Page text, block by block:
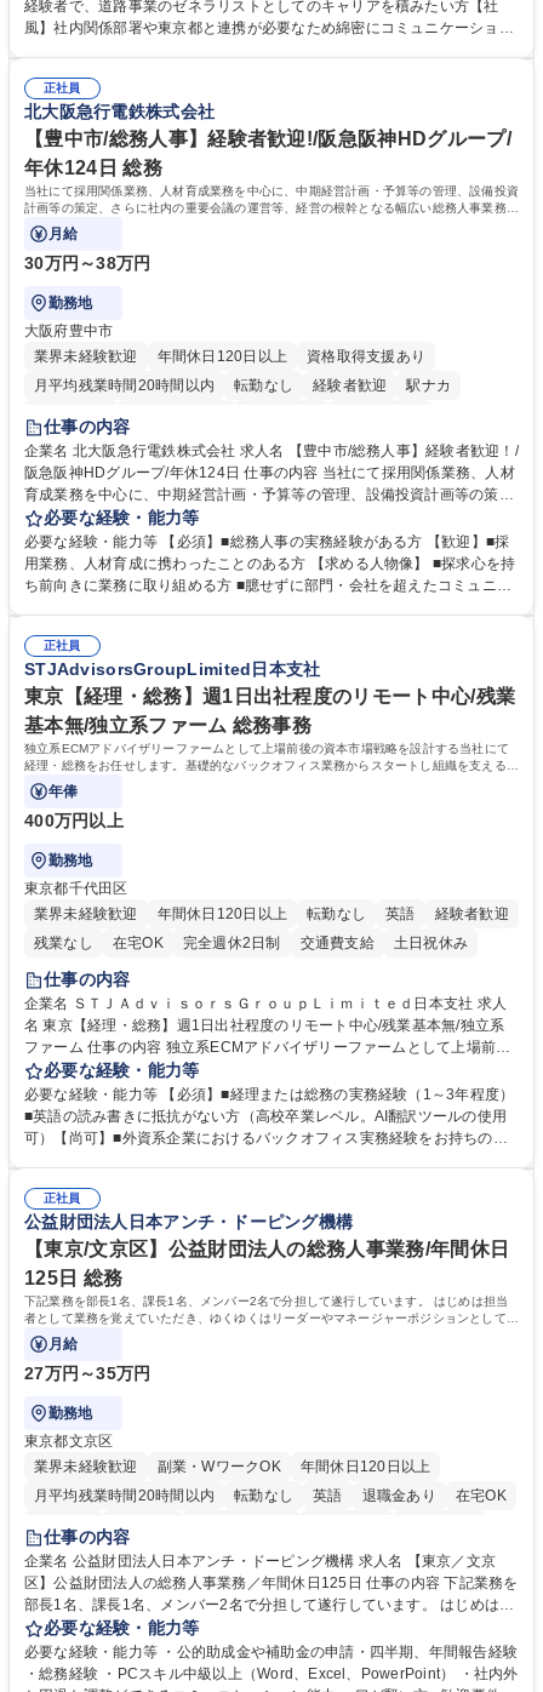
門：駐車場の新規開拓、管理運営、新宿駅西口広場の「イベントコーナ
道路施設や道路工事現場の見学ツアー事業 ※入社後は上記いずれかの部門
へ配属。※業務内容変更の範囲：会社の定める業務 募集職種 【都庁グル
ープ】総合職（事務）◇残業月平均9時間未満／有給年平均16日取得
経験者で、道路事業のゼネラリストとしてのキャリアを積みたい方【社
風】社内関係部署や東京都と連携が必要なため綿密にコミュニケーション
部門など多岐に渡る業務を経験できます。 ■様々なプロジェクト：駐車場
事業の他、新宿駅西口広場内に設置された照明を兼ねた広告「ブライトサ
イン」の管理運営を行うなど、事業収益を生み出す活動を積極的に行って
います。 学歴・資格 学歴：大学院 大学 高専 短大 専修学校 高校 語学力：
資格：
正社員
北大阪急行電鉄株式会社
【豊中市/総務人事】経験者歓迎!/阪急阪神HDグループ/
年休124日 総務
当社にて採用関係業務、人材育成業務を中心に、中期経営計画・予算等の管理、設備投資
計画等の策定、さらに社内の重要会議の運営等、経営の根幹となる幅広い総務人事業務全
般を担当していただきます。
月給
30万円～38万円
勤務地
大阪府豊中市
業界未経験歓迎
年間休日120日以上
資格取得支援あり
月平均残業時間20時間以内
転勤なし 経験者歓迎
駅ナカ
退職金あり
土日祝休み
服装自由 昼食補助あり 食事補助あり
仕事の内容
企業名 北大阪急行電鉄株式会社 求人名 【豊中市/総務人事】経験者歓迎！/
阪急阪神HDグループ/年休124日 仕事の内容 当社にて採用関係業務、人材
育成業務を中心に、中期経営計画・予算等の管理、設備投資計画等の策
定、さらに社内の重要会議の運営等、経営の根幹となる幅広い総務人事業
務全般を担当していただきます。 【主な業務内容】 ■採用関係業務および
人材育成(社員研修)業務の推進 ■中期経営計画および予算等の管理 ■設備
投資計画等の策定 ■社内の重要会議の運営 ■その他総務人事業務全般 【入
務人事】経験者歓迎！/阪急阪神HDグループ/年休124日
必要な経験・能力等
必要な経験・能力等 【必須】■総務人事の実務経験がある方 【歓迎】■採
用業務、人材育成に携わったことのある方 【求める人物像】 ■探求心を持
ち前向きに業務に取り組める方 ■臆せずに部門・会社を超えたコミュニケ
囲のメンバーと協調しつつ主体性を持って能動的に業務を推進できる方 学
歴・資格 学歴：大学院 大学 高専 短大 専修学校 高校 語学力： 資格：
正社員
STJAdvisorsGroupLimited日本支社
東京【経理・総務】週1日出社程度のリモート中心/残業
基本無/独立系ファーム 総務事務
独立系ECMアドバイザリーファームとして上場前後の資本市場戦略を設計する当社にて
経理・総務をお任せします。基礎的なバックオフィス業務からスタートし組織を支える専
任担当として広く活躍できる環境です。
年俸
400万円以上
勤務地
東京都千代田区
業界未経験歓迎
年間休日120日以上 転勤なし 英語
経験者歓迎
残業なし
在宅OK 完全週休2日制 交通費支給 土日祝休み
仕事の内容
企業名 ＳＴＪＡｄｖｉｓｏｒｓＧｒｏｕｐＬｉｍｉｔｅｄ日本支社 求人
名 東京【経理・総務】週1日出社程度のリモート中心/残業基本無/独立系
ファーム 仕事の内容 独立系ECMアドバイザリーファームとして上場前後
の資本市場戦略を設計する当社にて経理・総務をお任せします。基礎的な
バックオフィス業務からスタートし組織を支える専任担当として広く活躍
できる環境です。 ■日常経理、月次および年次決算サポート業務 ■本国
（グローバル）との英文メール対応（AI翻訳ツール等を使用しての対応で
業務をお任せします。残業も基本的には発生せず、ご自身のペースで業務
を進めやすく定着率の高い環境です。 募集職種 東京【経理・総務】週1日
出社程度のリモート中心/残業基本無/独立系ファーム
必要な経験・能力等
必要な経験・能力等 【必須】■経理または総務の実務経験（1～3年程度）
■英語の読み書きに抵抗がない方（高校卒業レベル。AI翻訳ツールの使用
可）【尚可】■外資系企業におけるバックオフィス実務経験をお持ちの方
【働き方について】現在は週4日程度の在宅勤務を実施しており、ワーク
ライフバランスを重視する方に最適な環境です（フルリモートも面接で相
談可）。【求める人物像】幅広いバックオフィス業務に柔軟に対応でき、
社内外と円滑にコミュニケーションを取りながら業務を推進できる方 学
歴・資格 学歴：大学院 大学 高専 短大 専修学校 高校 語学力： 資格：
正社員
公益財団法人日本アンチ・ドーピング機構
【東京/文京区】公益財団法人の総務人事業務/年間休日
125日 総務
下記業務を部長1名、課長1名、メンバー2名で分担して遂行しています。 はじめは担当
者として業務を覚えていただき、ゆくゆくはリーダーやマネージャーポジションとして活
躍いただくことを期待しています。
月給
27万円～35万円
勤務地
東京都文京区
業界未経験歓迎
副業・WワークOK
年間休日120日以上
月平均残業時間20時間以内
転勤なし 英語 退職金あり
在宅OK
賞与あり
育休あり
食事補助あり
仕事の内容
企業名 公益財団法人日本アンチ・ドーピング機構 求人名 【東京／文京
区】公益財団法人の総務人事業務／年間休日125日 仕事の内容 下記業務を
部長1名、課長1名、メンバー2名で分担して遂行しています。 はじめは担
当者として業務を覚えていただき、ゆくゆくはリーダーやマネージャーポ
ジションとして活躍いただくことを期待しています。 【総務・人事グルー
プの業務内容】 ・人事制度関連 ・採用活動 ・教育研修の企画、実行 ・勤
必要な経験・能力等
必要な経験・能力等 ・公的助成金や補助金の申請・四半期、年間報告経験
・総務経験 ・PCスキル中級以上（Word、Excel、PowerPoint） ・社内外